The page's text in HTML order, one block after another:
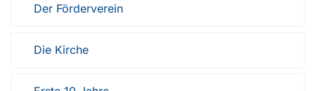
Der Förderverein
Die Kirche